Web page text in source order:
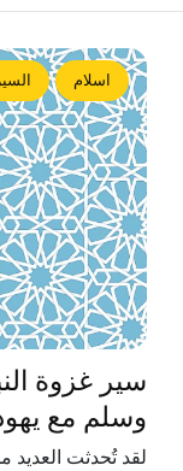
اسلام
سير غزوة
وسلم مع
لقد تُحدثت العديد